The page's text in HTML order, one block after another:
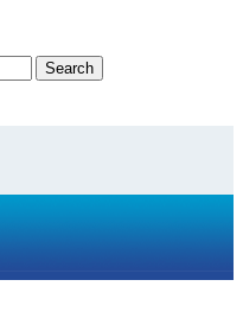
Search